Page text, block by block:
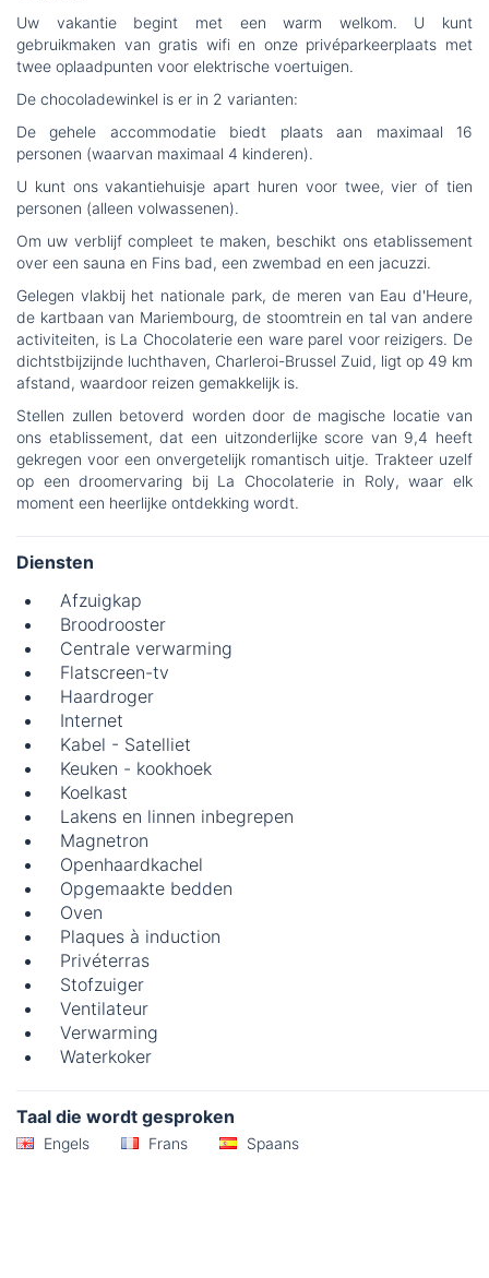
Uw vakantie begint met een warm welkom. U kunt
gebruikmaken van gratis wifi en onze privéparkeerplaats met
twee oplaadpunten voor elektrische voertuigen.
De chocoladewinkel is er in 2 varianten:
De gehele accommodatie biedt plaats aan maximaal 16
personen (waarvan maximaal 4 kinderen).
U kunt ons vakantiehuisje apart huren voor twee, vier of tien
personen (alleen volwassenen).
Om uw verblijf compleet te maken, beschikt ons etablissement
over een sauna en Fins bad, een zwembad en een jacuzzi.
Gelegen vlakbij het nationale park, de meren van Eau d'Heure,
de kartbaan van Mariembourg, de stoomtrein en tal van andere
activiteiten, is La Chocolaterie een ware parel voor reizigers. De
dichtstbijzijnde luchthaven, Charleroi-Brussel Zuid, ligt op 49 km
afstand, waardoor reizen gemakkelijk is.
Stellen zullen betoverd worden door de magische locatie van
ons etablissement, dat een uitzonderlijke score van 9,4 heeft
gekregen voor een onvergetelijk romantisch uitje. Trakteer uzelf
op een droomervaring bij La Chocolaterie in Roly, waar elk
moment een heerlijke ontdekking wordt.
Diensten
Afzuigkap
Broodrooster
Centrale verwarming
Flatscreen-tv
Haardroger
Internet
Kabel - Satelliet
Keuken - kookhoek
Koelkast
Lakens en linnen inbegrepen
Magnetron
Openhaardkachel
Opgemaakte bedden
Oven
Plaques à induction
Privéterras
Stofzuiger
Ventilateur
Verwarming
Waterkoker
Taal die wordt gesproken
Engels Frans Spaans